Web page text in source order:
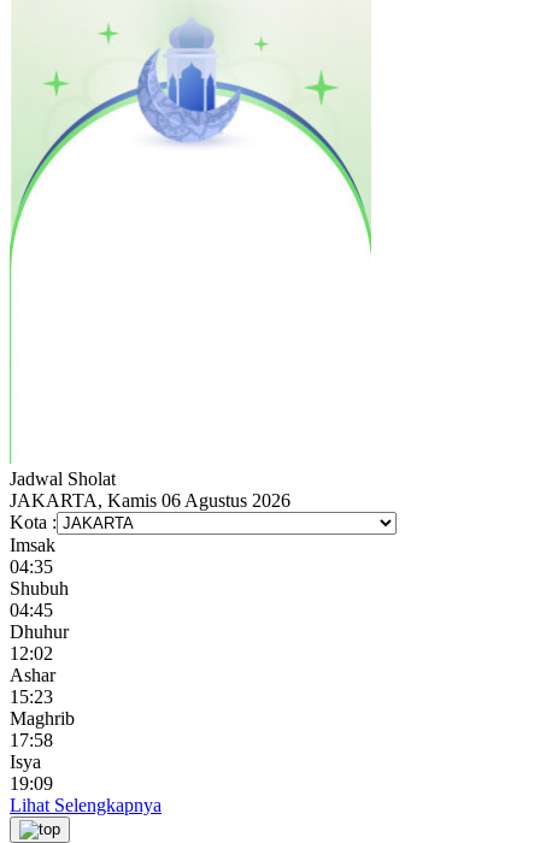
Jadwal Sholat
JAKARTA, Kamis 06 Agustus 2026
Kota :
Imsak
04:35
Shubuh
04:45
Dhuhur
12:02
Ashar
15:23
Maghrib
17:58
Isya
19:09
Lihat Selengkapnya